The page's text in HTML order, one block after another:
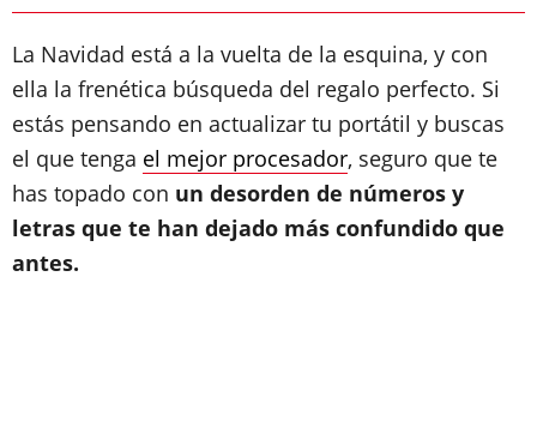
La Navidad está a la vuelta de la esquina, y con
ella la frenética búsqueda del regalo perfecto. Si
estás pensando en actualizar tu portátil y buscas
el que tenga el mejor procesador, seguro que te
has topado con un desorden de números y
letras que te han dejado más confundido que
antes.